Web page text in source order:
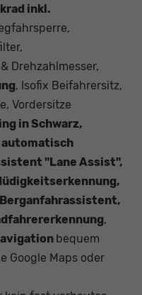
inkl.
Drehzahlmesser,
, Isofix Beifahrersitz,
Vordersitze
in Schwarz,
"Lane Assist",
,
bequem
Google Maps oder